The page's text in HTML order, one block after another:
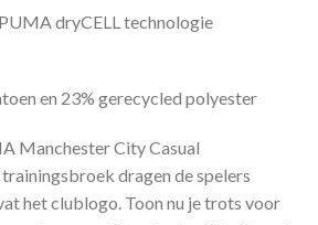
dryCELL technologie
en 23% gerecycled polyester
Manchester City Casual
dragen de spelers
het clublogo. Toon nu je trots voor